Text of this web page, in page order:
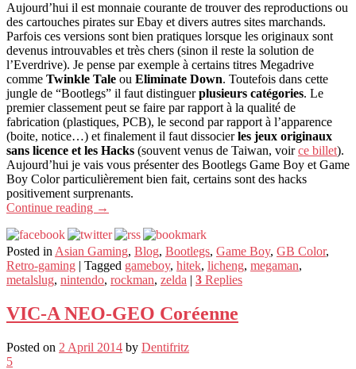
Aujourd’hui il est monnaie courante de trouver des reproductions ou
des cartouches pirates sur Ebay et divers autres sites marchands.
Parfois ces versions sont bien pratiques lorsque les originaux sont
devenus introuvables et très chers (sinon il reste la solution de
l’Everdrive). Je pense par exemple à certains titres Megadrive
comme Twinkle Tale ou Eliminate Down. Toutefois dans cette
jungle de “Bootlegs” il faut distinguerplusieurs catégories. Le
premier classement peut se faire par rapport à la qualité de
fabrication (plastiques, PCB), le second par rapport à l’apparence
(boite, notice…) et finalement il faut dissocierles jeux originaux
sans licence et les Hacks (souvent venus de Taiwan, voirce billet).
Aujourd’hui je vais vous présenter des Bootlegs Game Boy et Game
Boy Color particulièrement bien fait, certains sont des hacks
positivement surprenants.
Continue reading →
Posted in Asian Gaming, Blog, Bootlegs, Game Boy, GB Color,
Retro-gaming | Tagged gameboy, hitek, licheng, megaman,
metalslug, nintendo, rockman, zelda | 3 Replies
VIC-A NEO-GEO Coréenne
Posted on 2 April 2014 by Dentifritz
5